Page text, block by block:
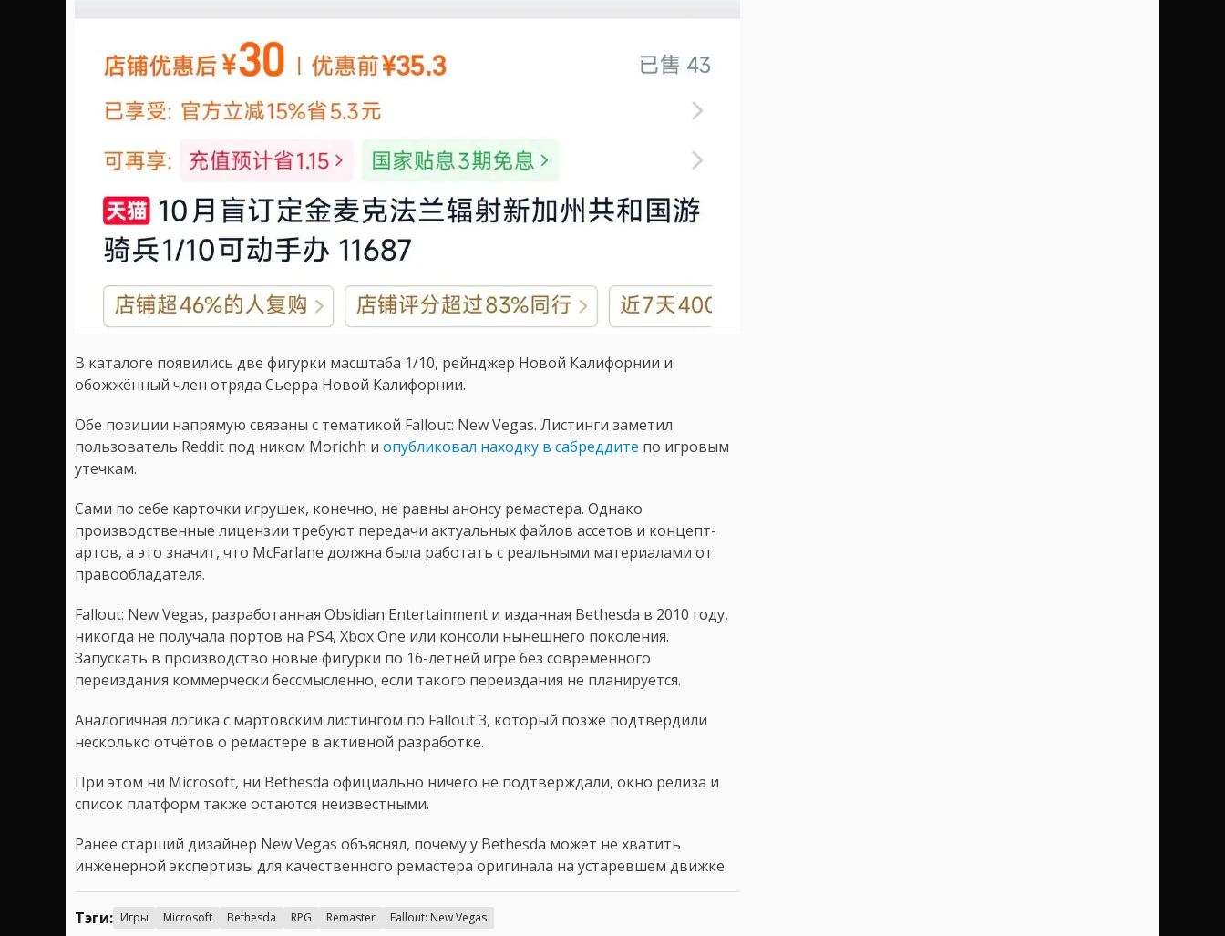
В каталоге появились две фигурки масштаба 1/10, рейнджер Новой Калифорнии и
обожжённый член отряда Сьерра Новой Калифорнии.
Обе позиции напрямую связаны с тематикой Fallout: New Vegas. Листинги заметил
пользователь Reddit под ником Morichh и опубликовал находку в сабреддите по игровым
утечкам.
Сами по себе карточки игрушек, конечно, не равны анонсу ремастера. Однако
производственные лицензии требуют передачи актуальных файлов ассетов и концепт-
артов, а это значит, что McFarlane должна была работать с реальными материалами от
правообладателя.
Fallout: New Vegas, разработанная Obsidian Entertainment и изданная Bethesda в 2010 году,
никогда не получала портов на PS4, Xbox One или консоли нынешнего поколения.
Запускать в производство новые фигурки по 16-летней игре без современного
переиздания коммерчески бессмысленно, если такого переиздания не планируется.
Аналогичная логика с мартовским листингом по Fallout 3, который позже подтвердили
несколько отчётов о ремастере в активной разработке.
При этом ни Microsoft, ни Bethesda официально ничего не подтверждали, окно релиза и
список платформ также остаются неизвестными.
Ранее старший дизайнер New Vegas объяснял, почему у Bethesda может не хватить
инженерной экспертизы для качественного ремастера оригинала на устаревшем движке.
Тэги: Игры Microsoft Bethesda RPG Remaster Fallout: New Vegas